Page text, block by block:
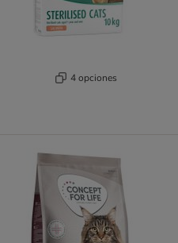
4 opciones